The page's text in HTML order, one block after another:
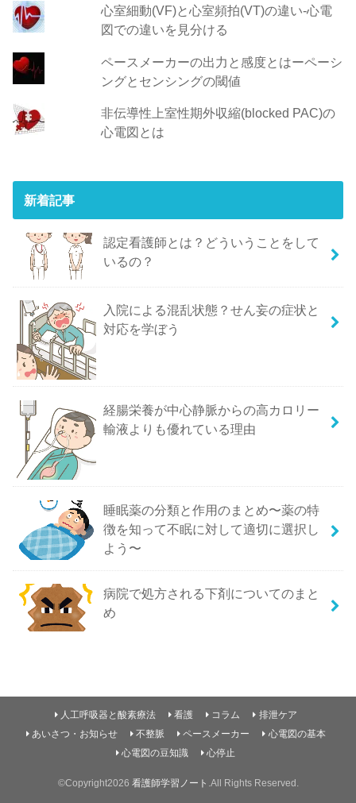
心室細動(VF)と心室頻拍(VT)の違い‐心電
図での違いを見分ける
ペースメーカーの出力と感度とはーペーシ
ングとセンシングの閾値
非伝導性上室性期外収縮(blocked PAC)の
心電図とは
新着記事
認定看護師とは？どういうことをして
いるの？
入院による混乱状態？せん妄の症状と
対応を学ぼう
経腸栄養が中心静脈からの高カロリー
輸液よりも優れている理由
睡眠薬の分類と作用のまとめ〜薬の特
徴を知って不眠に対して適切に選択し
よう〜
病院で処方される下剤についてのまと
め
人工呼吸器と酸素療法 看護 コラム
排泄ケア
あいさつ・お知らせ
不整脈 ペースメーカー
心電図の基本
心電図の豆知識
心停止
©Copyright2026 看護師学習ノート .All Rights Reserved.